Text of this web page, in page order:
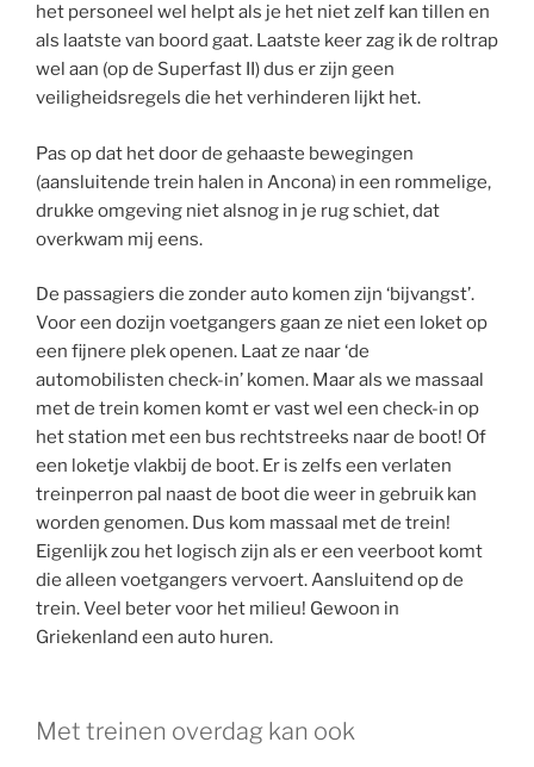
het personeel wel helpt als je het niet zelf kan tillen en
als laatste van boord gaat. Laatste keer zag ik de roltrap
wel aan (op de Superfast II) dus er zijn geen
veiligheidsregels die het verhinderen lijkt het.
Pas op dat het door de gehaaste bewegingen
(aansluitende trein halen in Ancona) in een rommelige,
drukke omgeving niet alsnog in je rug schiet, dat
overkwam mij eens.
De passagiers die zonder auto komen zijn ‘bijvangst’.
Voor een dozijn voetgangers gaan ze niet een loket op
een fijnere plek openen. Laat ze naar ‘de
automobilisten check-in’ komen. Maar als we massaal
met de trein komen komt er vast wel een check-in op
het station met een bus rechtstreeks naar de boot! Of
een loketje vlakbij de boot. Er is zelfs een verlaten
treinperron pal naast de boot die weer in gebruik kan
worden genomen. Dus kom massaal met de trein!
Eigenlijk zou het logisch zijn als er een veerboot komt
die alleen voetgangers vervoert. Aansluitend op de
trein. Veel beter voor het milieu! Gewoon in
Griekenland een auto huren.
Met treinen overdag kan ook